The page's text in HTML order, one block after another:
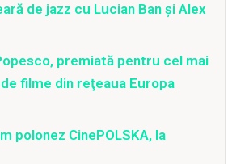
de jazz cu Lucian Ban şi Alex
premiată pentru cel mai
filme din reţeaua Europa
polonez CinePOLSKA, la